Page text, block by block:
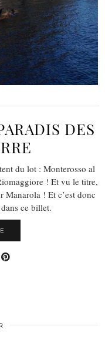
DES
du lot : Monterosso al
! Et vu le titre,
Manarola ! Et c’est donc
ce billet.